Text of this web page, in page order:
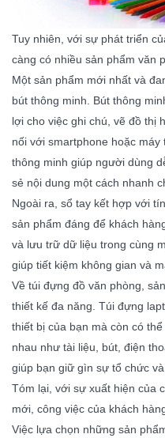
Tuy nhiên, với sự phát triển
càng có nhiều sản phẩm văn
Một sản phẩm mới nhất và
bút thông minh. Bút thông
lợi cho việc ghi chú, vẽ đồ thị
nối với smartphone hoặc
thông minh giúp người dùng
sẻ nội dung một cách nhanh
Ngoài ra, sổ tay kết hợp với
sản phẩm đáng để khách
và lưu trữ dữ liệu trong cùng
giúp tiết kiệm không gian và
Về túi đựng đồ văn phòng,
thiết kế đa năng. Túi đựng
thiết bị của bạn mà còn có
nhau như tài liệu, bút, điện
giúp bạn giữ gìn sự tổ chức
Tóm lại, với sự xuất hiện của
mới, công việc của khách
Việc lựa chọn những sản